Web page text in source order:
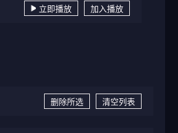
立即播放 加入播放
删除所选 清空列表